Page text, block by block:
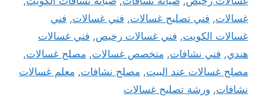
غسالات, فني تصليح غسالات, فني غسالات, فني
غسالات الكويت, فني غسالات رخيص, فني غسالات
هندي, فني نشافات, متخصص غسالات, مصلح غسالات,
مصلح غسالات عند البيت, مصلح نشافات, معلم غسالات
نشافات, ورشة تصليح غسالات